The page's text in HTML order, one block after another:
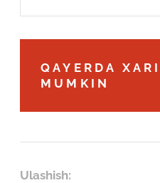
QAYERDA
MUMKIN
Ulashish:
Robot
ARIZANI
Robot